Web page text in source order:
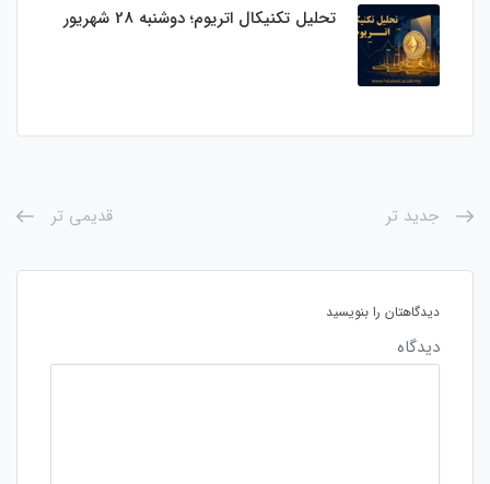
تحلیل تکنیکال اتریوم؛ دوشنبه 28 شهریور
جدید تر قدیمی تر
دیدگاهتان را بنویسید
دیدگاه